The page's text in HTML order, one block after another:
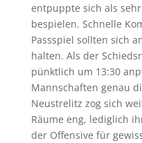
entpuppte sich als
bespielen. Schnelle
Passspiel sollten sich
halten. Als der
pünktlich um 13:30
Mannschaften genau
Neustrelitz zog sich
Räume eng, lediglich
der Offensive für